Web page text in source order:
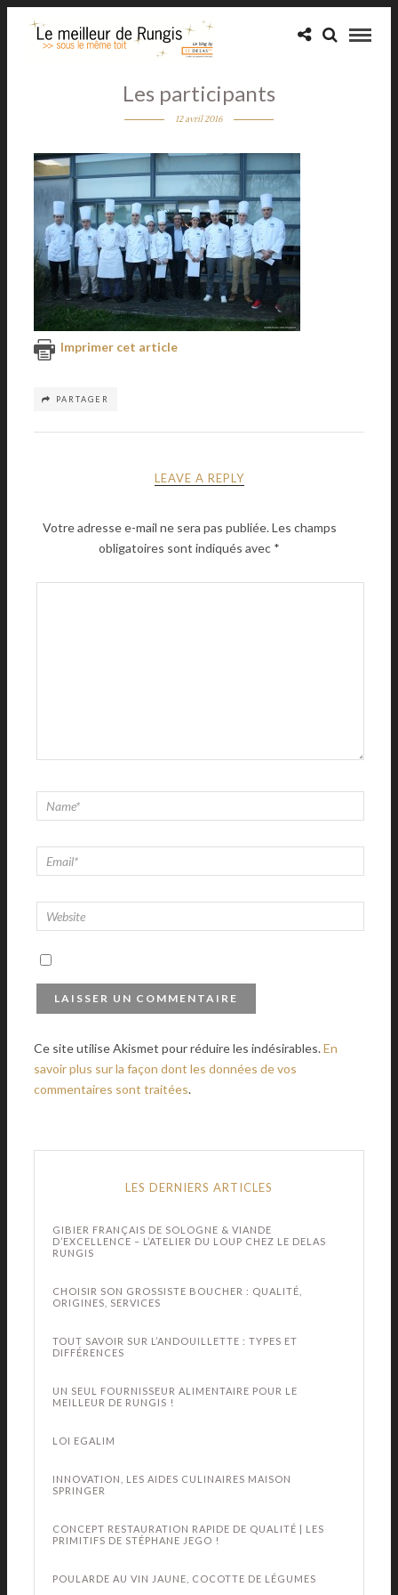
Les participants
12 avril 2016
Imprimer cet article
PARTAGER
LEAVE A REPLY
Votre adresse e-mail ne sera pas publiée.Les champs
obligatoires sont indiqués avec *
Ce site utilise Akismet pour réduire les indésirables.En
savoir plus sur la façon dont les données de vos
commentaires sont traitées.
LES DERNIERS ARTICLES
GIBIER FRANÇAIS DE SOLOGNE & VIANDE
D’EXCELLENCE – L’ATELIER DU LOUP CHEZ LE DELAS
RUNGIS
CHOISIR SON GROSSISTE BOUCHER : QUALITÉ,
ORIGINES, SERVICES
TOUT SAVOIR SUR L’ANDOUILLETTE : TYPES ET
DIFFÉRENCES
UN SEUL FOURNISSEUR ALIMENTAIRE POUR LE
MEILLEUR DE RUNGIS !
LOI EGALIM
INNOVATION, LES AIDES CULINAIRES MAISON
SPRINGER
CONCEPT RESTAURATION RAPIDE DE QUALITÉ | LES
PRIMITIFS DE STÉPHANE JEGO !
POULARDE AU VIN JAUNE, COCOTTE DE LÉGUMES